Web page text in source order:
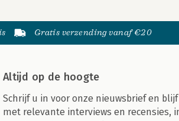
Gratis verzending vanaf €20
Altijd op de hoogte
Schrijf u in voor onze nieuwsbrief en
met relevante interviews en recensies,